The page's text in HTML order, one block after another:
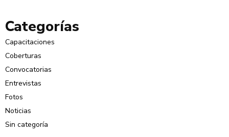
Categorías
Capacitaciones
Coberturas
Convocatorias
Entrevistas
Fotos
Noticias
Sin categoría